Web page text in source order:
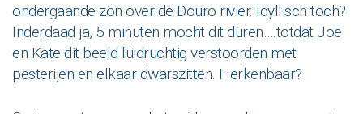
ondergaande zon over de Douro rivier. Idyllisch toch?
Inderdaad ja, 5 minuten mocht dit duren….totdat Joe
en Kate dit beeld luidruchtig verstoorden met
pesterijen en elkaar dwarszitten. Herkenbaar?